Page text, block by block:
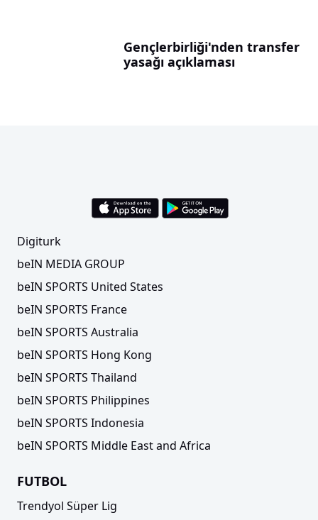
Gençlerbirliği'nden transfer
yasağı açıklaması
Digiturk
beIN MEDIA GROUP
beIN SPORTS United States
beIN SPORTS France
beIN SPORTS Australia
beIN SPORTS Hong Kong
beIN SPORTS Thailand
beIN SPORTS Philippines
beIN SPORTS Indonesia
beIN SPORTS Middle East and Africa
FUTBOL
Trendyol Süper Lig